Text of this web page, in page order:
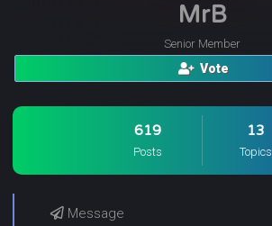
MrB
Senior Member
Vote
619
Posts
13
Topics
Message